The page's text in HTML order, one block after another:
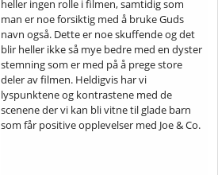
heller ingen rolle i filmen, samtidig som
man er noe forsiktig med å bruke Guds
navn også. Dette er noe skuffende og det
blir heller ikke så mye bedre med en dyster
stemning som er med på å prege store
deler av filmen. Heldigvis har vi
lyspunktene og kontrastene med de
scenene der vi kan bli vitne til glade barn
som får positive opplevelser med Joe & Co.